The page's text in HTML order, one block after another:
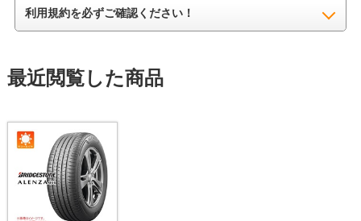
利用規約を必ずご確認ください！
最近閲覧した商品